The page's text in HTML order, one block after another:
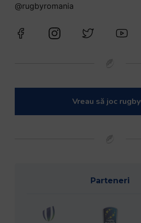
@rugbyromania
Vreau să joc rugby
Parteneri